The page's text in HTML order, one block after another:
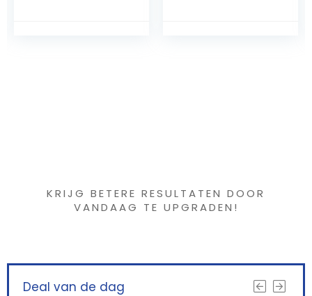
KRIJG BETERE RESULTATEN DOOR
VANDAAG TE UPGRADEN!
Deal van de dag